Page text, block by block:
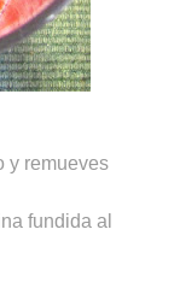
y remueves
fundida al